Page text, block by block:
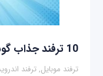
10 ترفند جذاب گوشی‌های شیائومی
ترفند موبایل, ترفند